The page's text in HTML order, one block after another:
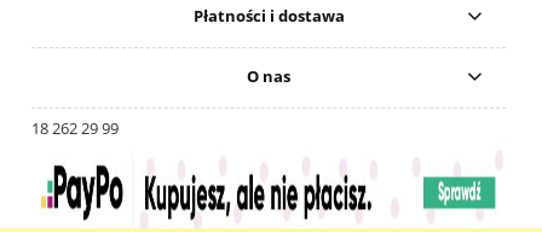
Płatności i dostawa
O nas
18 262 29 99